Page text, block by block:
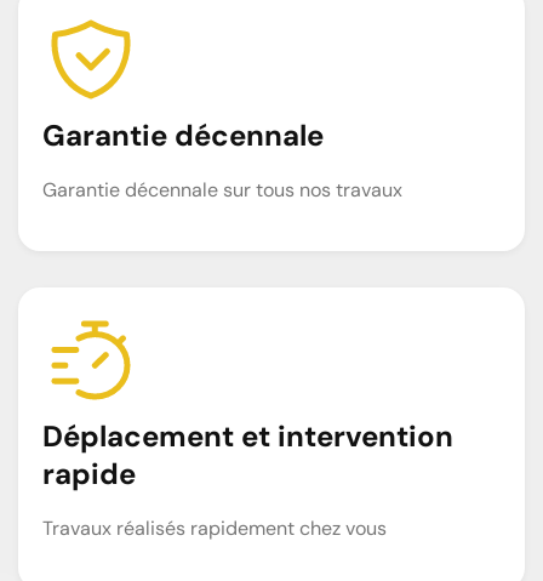
Garantie décennale
Garantie décennale sur tous nos travaux
Déplacement et intervention
rapide
Travaux réalisés rapidement chez vous